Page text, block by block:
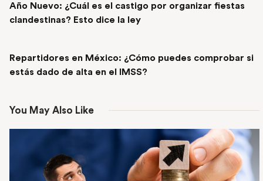
Año Nuevo: ¿Cuál es el castigo por organizar fiestas
clandestinas? Esto dice la ley
Repartidores en México: ¿Cómo puedes comprobar si
estás dado de alta en el IMSS?
You May Also Like